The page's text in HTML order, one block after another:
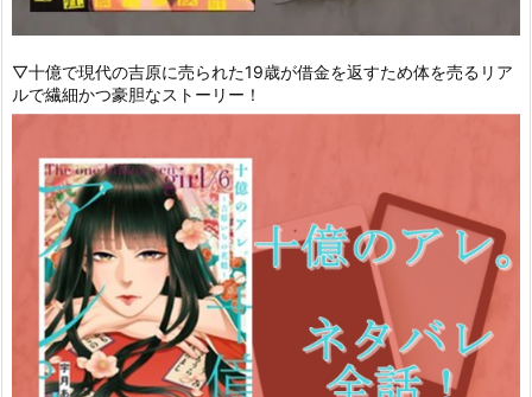
▽十億で現代の吉原に売られた19歳が借金を返すため体を売るリア
ルで繊細かつ豪胆なストーリー！